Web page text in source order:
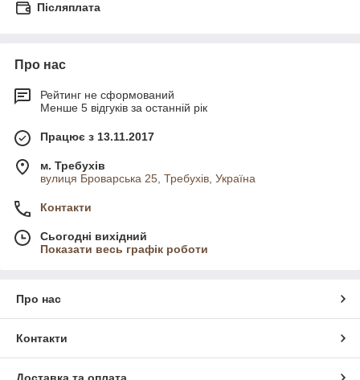
Післяплата
Про нас
Рейтинг не сформований
Менше 5 відгуків за останній рік
Працює з 13.11.2017
м. Требухів
вулиця Броварська 25, Требухів, Україна
Контакти
Сьогодні вихідний
Показати весь графік роботи
Про нас
Контакти